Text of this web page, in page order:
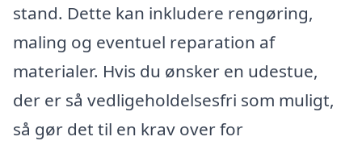
stand. Dette kan inkludere rengøring,
maling og eventuel reparation af
materialer. Hvis du ønsker en udestue,
der er så vedligeholdelsesfri som muligt,
så gør det til en krav over for